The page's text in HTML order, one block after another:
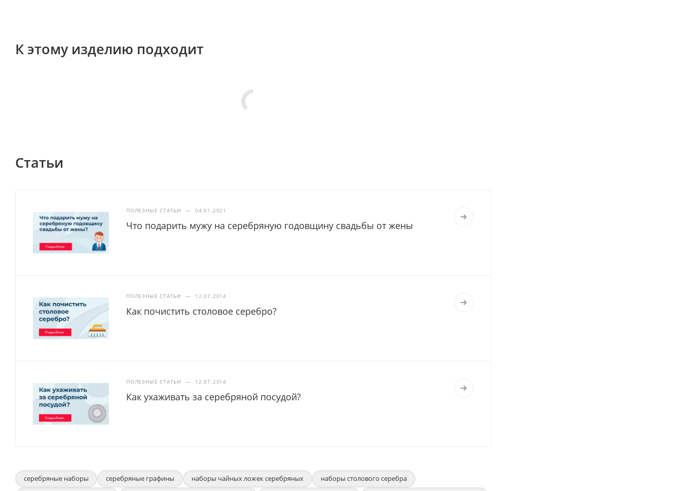
К этому изделию подходит
Статьи
ПОЛЕЗНЫЕ СТАТЬИ — 04.01.2021
Что подарить мужу на серебряную годовщину свадьбы от жены
ПОЛЕЗНЫЕ СТАТЬИ — 12.07.2014
Как почистить столовое серебро?
ПОЛЕЗНЫЕ СТАТЬИ — 12.07.2014
Как ухаживать за серебряной посудой?
серебряные наборы серебряные графины наборы чайных ложек серебряных наборы столового серебра